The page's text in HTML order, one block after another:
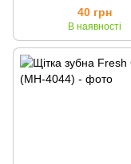
40 грн
В наявності